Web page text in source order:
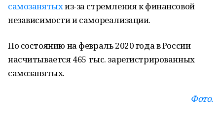
самозанятыхиз-за стремления к финансовой
независимости и самореализации.
По состоянию на февраль 2020 года в России
насчитывается 465 тыс. зарегистрированных
самозанятых.
Фото.